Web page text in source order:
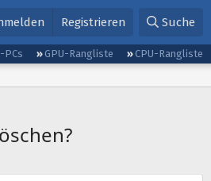
Registrieren Suche
PCs GPU-Rangliste
CPU-Rangliste